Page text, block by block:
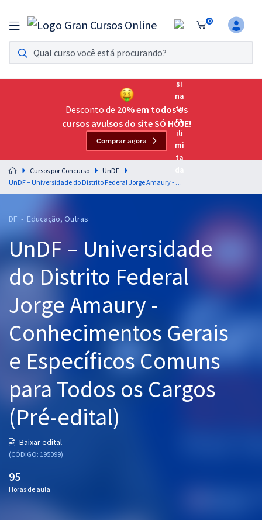
0
Assinatura Ilimitada 11
Acesso a todos os cursos. Teste grátis por 7 dias!
Assinatura OAB Até Passar
Acesso ilimitado a toda preparação para o Exame da
Residências Multiprofissionais
Preparação completa e intensiva para as principais
residências em saúde do Brasil
Cursos 20% OFF
Pós
Graduação
OAB
Questões grátis
Conteúdo gratuito
Blog
Aprovados
Desconto de 20% em todos os
cursos avulsos do site SÓ HOJE!
Comprar agora
Cursos por Concurso
UnDF
UnDF – Universidade do Distrito Federal Jorge Amaury - Conhecimentos Gerais e Específicos Comuns para Todos os Cargos (Pré-edital)
DF - Educação, Outras
UnDF – Universidade
do Distrito Federal
Jorge Amaury -
Conhecimentos Gerais
e Específicos Comuns
para Todos os Cargos
(Pré-edital)
Baixar edital
(CÓDIGO: 195099)
95
Horas de aula